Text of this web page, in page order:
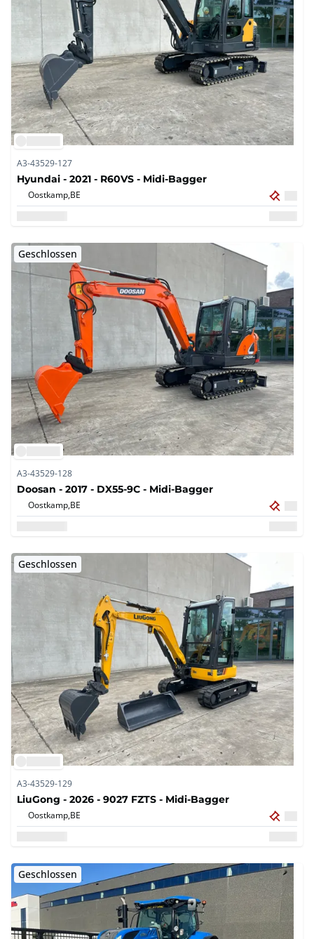
A3-43529-127
Hyundai - 2021 - R60VS - Midi-Bagger
Oostkamp,BE
Geschlossen
A3-43529-128
Doosan - 2017 - DX55-9C - Midi-Bagger
Oostkamp,BE
Geschlossen
A3-43529-129
LiuGong - 2026 - 9027 FZTS - Midi-Bagger
Oostkamp,BE
Geschlossen